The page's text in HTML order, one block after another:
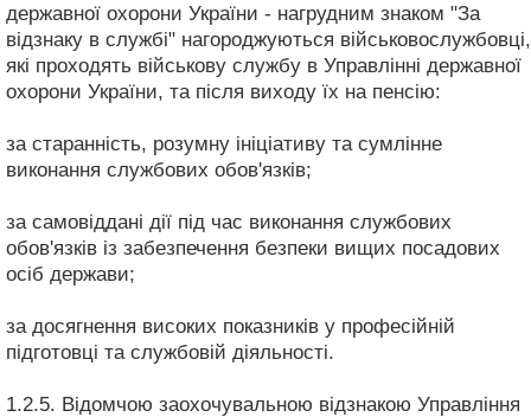
державної охорони України - нагрудним знаком "За
відзнаку в службі" нагороджуються військовослужбовці,
які проходять військову службу в Управлінні державної
охорони України, та після виходу їх на пенсію:
за старанність, розумну ініціативу та сумлінне
виконання службових обов'язків;
за самовіддані дії під час виконання службових
обов'язків із забезпечення безпеки вищих посадових
осіб держави;
за досягнення високих показників у професійній
підготовці та службовій діяльності.
1.2.5. Відомчою заохочувальною відзнакою Управління